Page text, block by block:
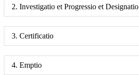
2. Investigatio et Progressio et Designatio
3. Certificatio
4. Emptio